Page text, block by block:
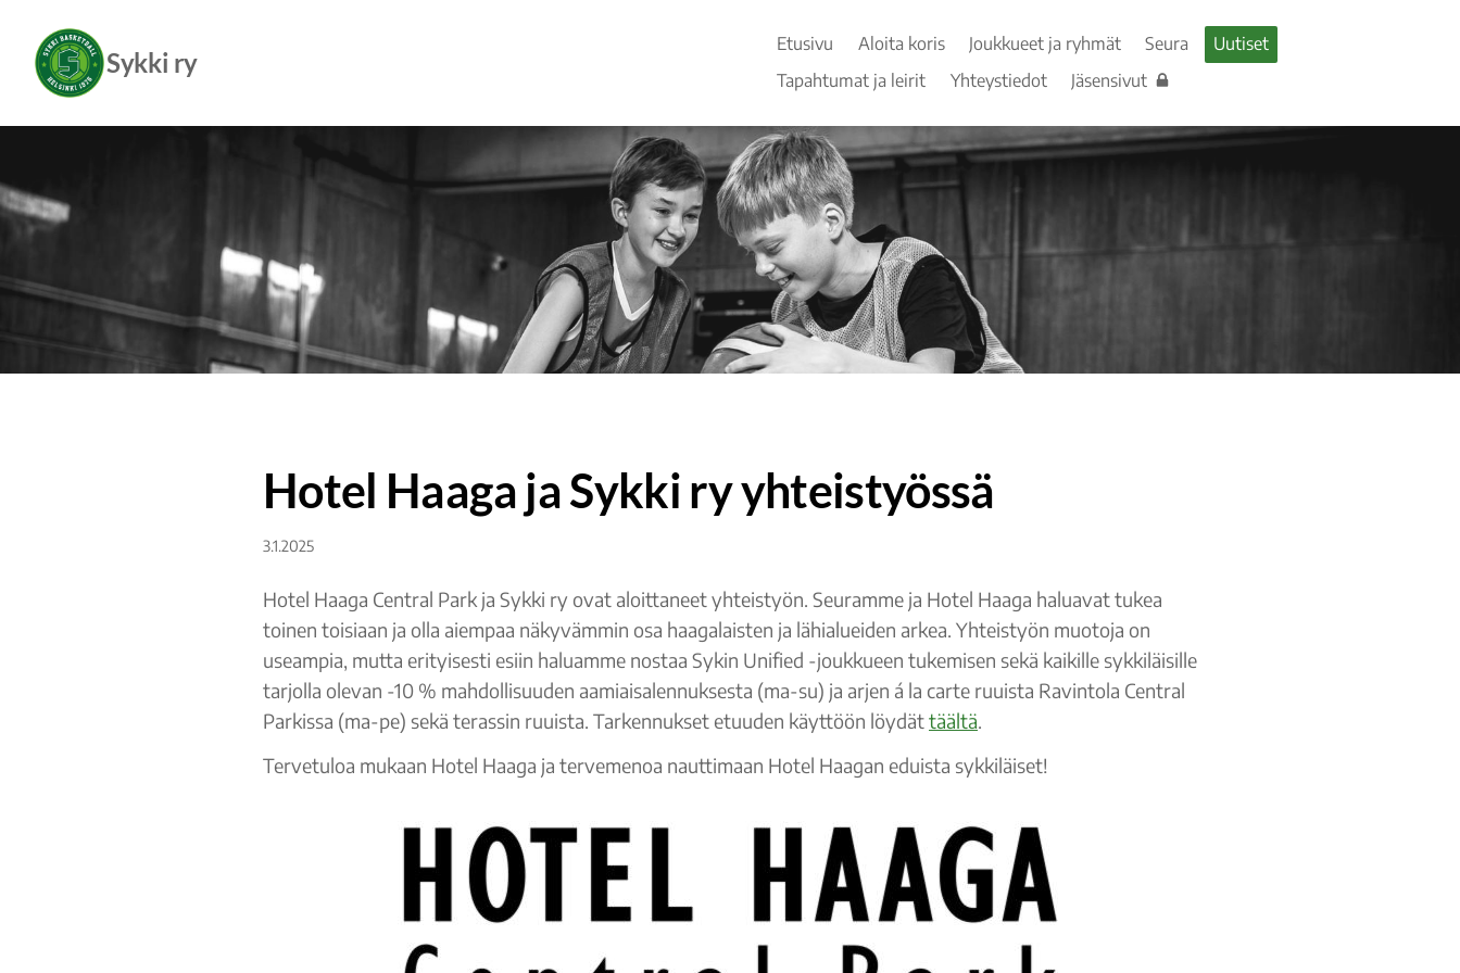
Siirry
sivun
sisältöön
Sykki ry
Etusivu Aloita koris Joukkueet ja ryhmät Seura
Uutiset
Tapahtumat ja leirit
Yhteystiedot Jäsensivut
Hotel Haaga ja Sykki ry yhteistyössä
3.1.2025
Hotel Haaga Central Park ja Sykki ry ovat aloittaneet yhteistyön. Seuramme ja Hotel Haaga haluavat tukea
toinen toisiaan ja olla aiempaa näkyvämmin osa haagalaisten ja lähialueiden arkea. Yhteistyön muotoja on
useampia, mutta erityisesti esiin haluamme nostaa Sykin Unified -joukkueen tukemisen sekä kaikille sykkiläisille
tarjolla olevan -10 % mahdollisuuden aamiaisalennuksesta (ma-su) ja arjen á la carte ruuista Ravintola Central
Parkissa (ma-pe) sekä terassin ruuista. Tarkennukset etuuden käyttöön löydättäältä.
Tervetuloa mukaan Hotel Haaga ja tervemenoa nauttimaan Hotel Haagan eduista sykkiläiset!